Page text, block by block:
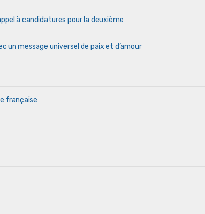
à candidatures pour la deuxième
un message universel de paix et d’amour
française